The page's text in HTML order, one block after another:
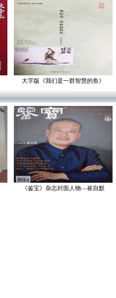
大字版《我们是一群智慧的鱼》
《鉴宝》杂志封面人物—崔自默